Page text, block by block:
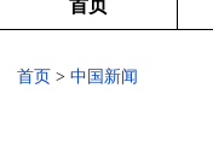
首页
首页 > 中国新闻